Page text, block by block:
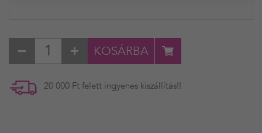
KOSÁRBA
20 000 Ft felett ingyenes kiszállítás!!